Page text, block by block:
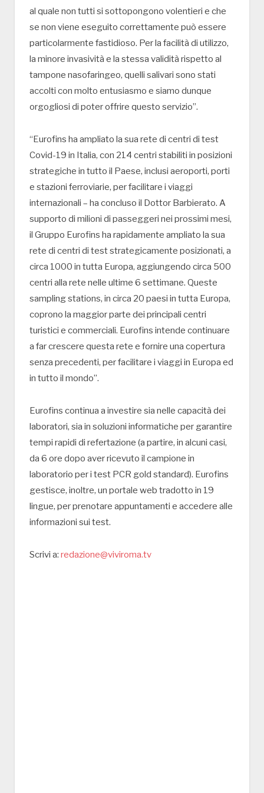
al quale non tutti si sottopongono volentieri e che
se non viene eseguito correttamente può essere
particolarmente fastidioso. Per la facilità di utilizzo,
la minore invasività e la stessa validità rispetto al
tampone nasofaringeo, quelli salivari sono stati
accolti con molto entusiasmo e siamo dunque
orgogliosi di poter offrire questo servizio”.
“Eurofins ha ampliato la sua rete di centri di test
Covid-19 in Italia, con 214 centri stabiliti in posizioni
strategiche in tutto il Paese, inclusi aeroporti, porti
e stazioni ferroviarie, per facilitare i viaggi
internazionali – ha concluso il Dottor Barbierato. A
supporto di milioni di passeggeri nei prossimi mesi,
il Gruppo Eurofins ha rapidamente ampliato la sua
rete di centri di test strategicamente posizionati, a
circa 1000 in tutta Europa, aggiungendo circa 500
centri alla rete nelle ultime 6 settimane. Queste
sampling stations, in circa 20 paesi in tutta Europa,
coprono la maggior parte dei principali centri
turistici e commerciali. Eurofins intende continuare
a far crescere questa rete e fornire una copertura
senza precedenti, per facilitare i viaggi in Europa ed
in tutto il mondo”.
Eurofins continua a investire sia nelle capacità dei
laboratori, sia in soluzioni informatiche per garantire
tempi rapidi di refertazione (a partire, in alcuni casi,
da 6 ore dopo aver ricevuto il campione in
laboratorio per i test PCR gold standard). Eurofins
gestisce, inoltre, un portale web tradotto in 19
lingue, per prenotare appuntamenti e accedere alle
informazioni sui test.
Scrivi a: redazione@viviroma.tv